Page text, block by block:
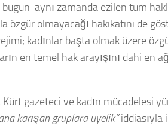
bugün aynı zamanda ezilen tüm
özgür olmayacağı hakikatini de
kadınlar başta olmak üzere
en temel hak arayışını dahi en
gazeteci ve kadın mücadelesi
karışan gruplara üyelik”iddiasıyla